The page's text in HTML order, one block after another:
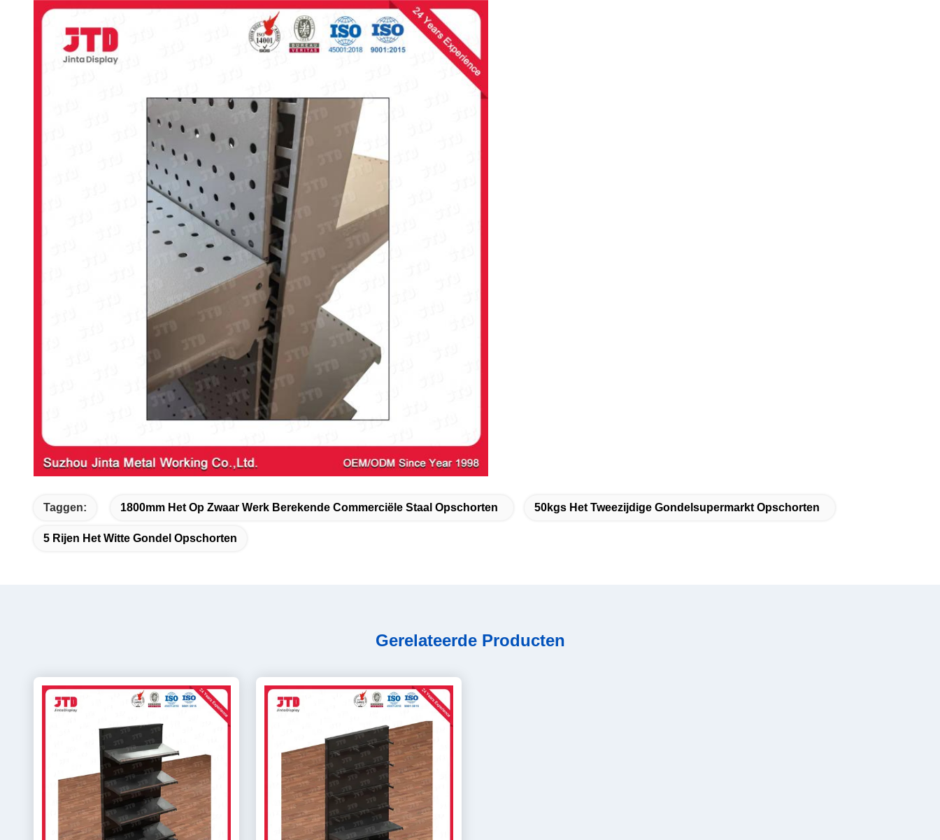
Taggen: 1800mm Het Op Zwaar Werk Berekende Commerciële Staal Opschorten 50kgs Het Tweezijdige Gondelsupermarkt Opschorten
5 Rijen Het Witte Gondel Opschorten
Gerelateerde Producten